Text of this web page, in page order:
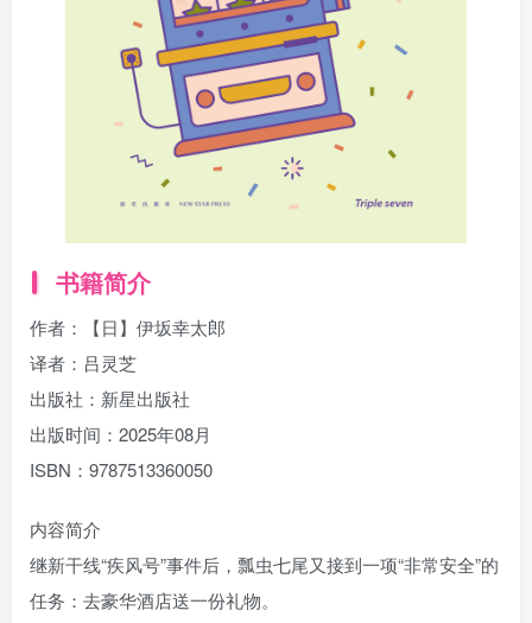
书籍简介
作者：【日】伊坂幸太郎
译者：吕灵芝
出版社：新星出版社
出版时间：2025年08月
ISBN：9787513360050
内容简介
继新干线“疾风号”事件后，瓢虫七尾又接到一项“非常安全”的
任务：去豪华酒店送一份礼物。
登录
社交账号登录